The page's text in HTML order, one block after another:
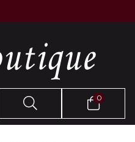
0